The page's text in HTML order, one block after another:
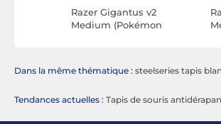
Razer Gigantus v2
Medium (Pokémon
Dans la même thématique : steelseries tapis
Tendances actuelles : Tapis de souris